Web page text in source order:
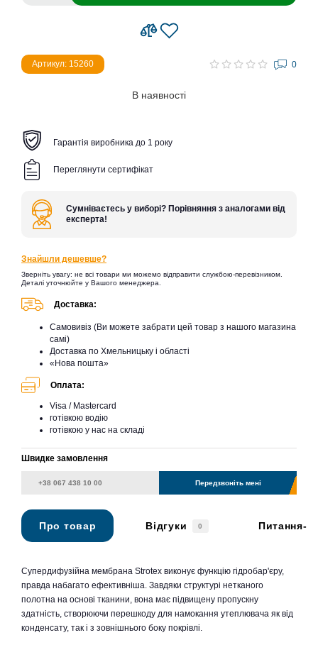
Артикул: 15260 0
В наявності
Гарантія виробника до 1 року
Переглянути сертифікат
Сумніваєтесь у виборі? Порівняння з аналогами від
експерта!
Знайшли дешевше?
Зверніть увагу: не всі товари ми можемо відправити службою-перевізником.
Деталі уточнюйте у Вашого менеджера.
Доставка:
Самовивіз (Ви можете забрати цей товар з нашого магазина
самі)
Доставка по Хмельницьку і області
«Нова пошта»
Оплата:
Visa / Mastercard
готівкою водію
готівкою у нас на складі
Швидке замовлення
Передзвоніть мені
Про товар Відгуки 0 Питання-
Супердифузійна мембрана Strotex виконує функцію гідробар'єру,
правда набагато ефективніша. Завдяки структурі нетканого
полотна на основі тканини, вона має підвищену пропускну
здатність, створюючи перешкоду для намокання утеплювача як від
конденсату, так і з зовнішнього боку покрівлі.